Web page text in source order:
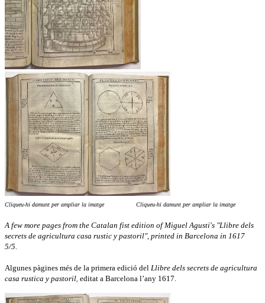
Cliqueu-hi damunt per ampliar la imatge Cliqueu-hi damunt per ampliar la imatge
A few more pages from the Catalan fist edition of Miguel Agusti's "Llibre dels
secrets de agricultura casa rustic y pastoril", printed in Barcelona in 1617
5/5.
Algunes pàgines més de la primera edició del Llibre dels secrets de agricultura
casa rustica y pastoril editat a Barcelona l’any 1617.